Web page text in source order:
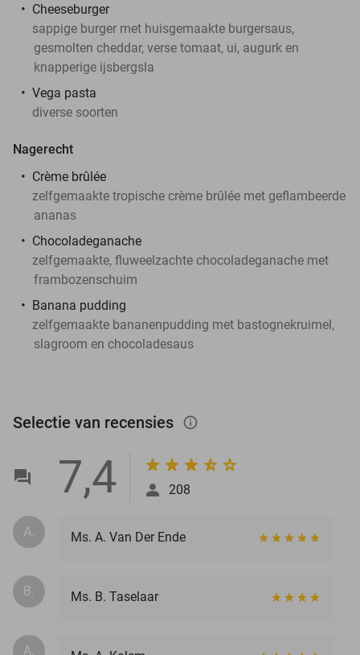
Cheeseburger
sappige burger met huisgemaakte burgersaus,
gesmolten cheddar, verse tomaat, ui, augurk en
knapperige ijsbergsla
Vega pasta
diverse soorten
Nagerecht
Crème brûlée
zelfgemaakte tropische crème brûlée met geflambeerde
ananas
Chocoladeganache
zelfgemaakte, fluweelzachte chocoladeganache met
frambozenschuim
Banana pudding
zelfgemaakte bananenpudding met bastognekruimel,
slagroom en chocoladesaus
Selectie van recensies info_outlined
7,4 208
A. Ms. A. Van Der Ende
B. Ms. B. Taselaar
A.